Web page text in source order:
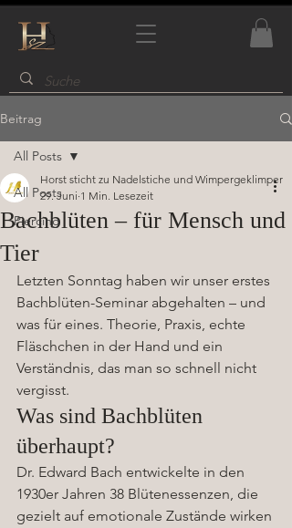
Beitrag
All Posts
Piercing
All Posts
Bachblüten – für Mensch und
Tier
Horst sticht zu Nadelstiche und Wimpergeklimper
29. Juni 1 Min. Lesezeit
Letzten Sonntag haben wir unser erstes
Bachblüten-Seminar abgehalten – und
was für eines. Theorie, Praxis, echte
Fläschchen in der Hand und ein
Verständnis, das man so schnell nicht
vergisst.
Was sind Bachblüten
überhaupt?
Dr. Edward Bach entwickelte in den
1930er Jahren 38 Blütenessenzen, die
gezielt auf emotionale Zustände wirken